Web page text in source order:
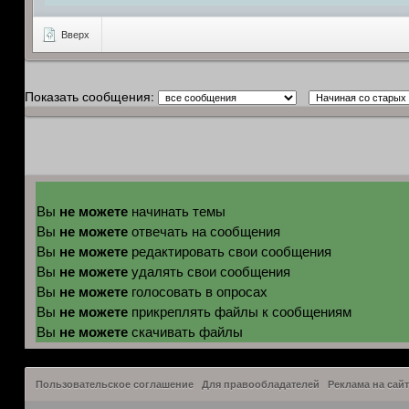
Вверх
Показать сообщения:
Вы не можетеначинать темы
Вы не можетеотвечать на сообщения
Вы не можетередактировать свои сообщения
Вы не можетеудалять свои сообщения
Вы не можетеголосовать в опросах
Вы не можетеприкреплять файлы к сообщениям
Вы не можетескачивать файлы
Пользовательское соглашение Для правообладателей Реклама на